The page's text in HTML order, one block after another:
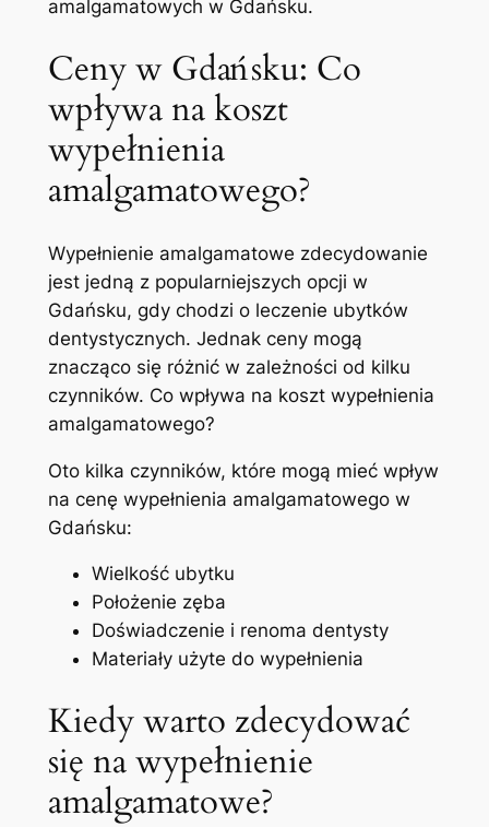
amalgamatowych w⁢ Gdańsku.
Ceny w ​Gdańsku: Co
wpływa na koszt
wypełnienia
amalgamatowego?
Wypełnienie ​amalgamatowe zdecydowanie
jest jedną z popularniejszych ⁤opcji w
Gdańsku, gdy chodzi o ⁣leczenie ‍ubytków
dentystycznych. Jednak ceny mogą
⁤znacząco się różnić w ⁤zależności od kilku
czynników. Co wpływa na koszt wypełnienia⁤
amalgamatowego?
Oto ‌kilka czynników, które mogą mieć wpływ
na cenę wypełnienia ‍amalgamatowego‌ w
Gdańsku:
Wielkość ubytku
Położenie zęba
Doświadczenie i renoma dentysty
Materiały użyte do wypełnienia
Kiedy warto zdecydować
się na ‍wypełnienie
amalgamatowe?